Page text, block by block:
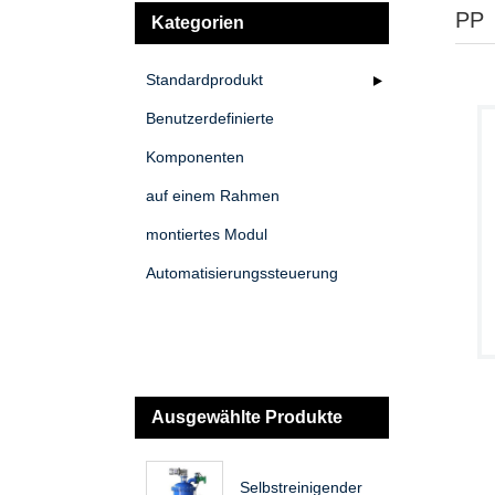
Kategorien
Standardprodukt
Benutzerdefinierte
Komponenten
auf einem Rahmen
montiertes Modul
Automatisierungssteuerung
Ausgewählte Produkte
Selbstreinigender
PP